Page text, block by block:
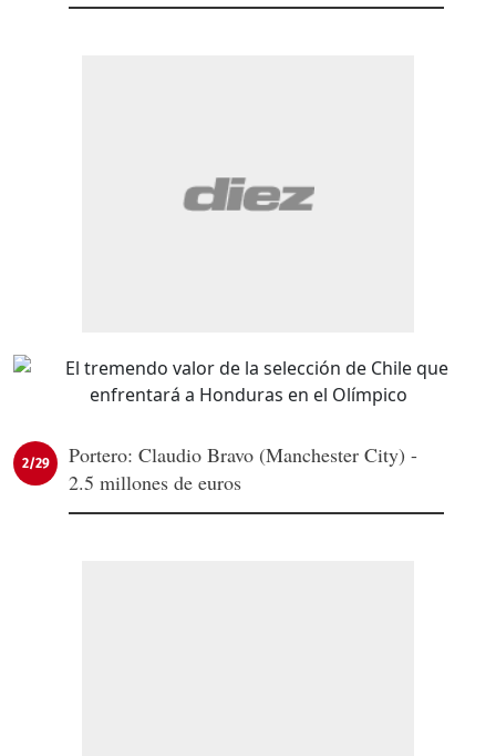
2/29
Portero: Claudio Bravo (Manchester City) -
2.5 millones de euros